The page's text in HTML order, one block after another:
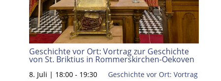
Geschichte vor Ort: Vortrag zur Geschichte
von St. Briktius in Rommerskirchen-Oekoven
8. Juli | 18:00- 19:30
Geschichte vor Ort: Vortrag